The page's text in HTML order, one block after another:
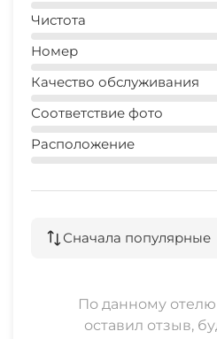
Чистота
Номер
Качество обслуживания
Соответствие фото
Расположение
Сначала популярные
По данному
оставил отзыв,